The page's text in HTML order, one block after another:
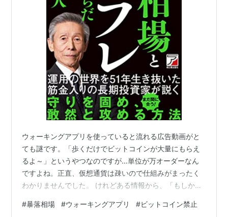
ウォーキングアプリを使っていると流れる広告動画がと
ても謎です。「歩くだけでビットコインが大量にもらえ
るよ～」というやつなのですが…単位が万オーダーなん
ですよね。正直、仮想通貨は疎いので仕組みがまったく
わかりませんでした。 けれどある情報から、「もしかし
までも推測で、得た情報も古く「現状」は明確にわかっ
#暴落相場 #ウォーキングアプリ #ビットコイン禁止